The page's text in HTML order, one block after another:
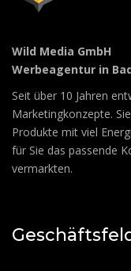
Wild Media GmbH
Werbeagentur in
Seit über 10 Jahren
Marketingkonzepte.
Produkte mit viel
für Sie das passende
vermarkten.